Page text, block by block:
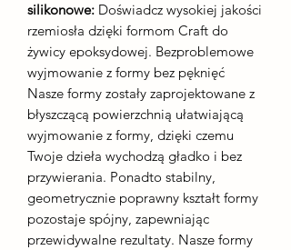
silikonowe: Doświadcz wysokiej jakości
rzemiosła dzięki formom Craft do
żywicy epoksydowej. Bezproblemowe
wyjmowanie z formy bez pęknięć
Nasze formy zostały zaprojektowane z
błyszczącą powierzchnią ułatwiającą
wyjmowanie z formy, dzięki czemu
Twoje dzieła wychodzą gładko i bez
przywierania. Ponadto stabilny,
geometrycznie poprawny kształt formy
pozostaje spójny, zapewniając
przewidywalne rezultaty. Nasze formy